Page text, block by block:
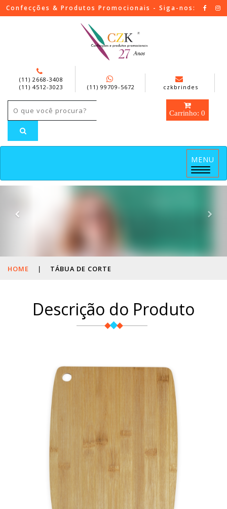
Confecções & Produtos Promocionais - Siga-nos:
(11) 2668-3408
(11) 4512-3023
(11) 99709-5672 czkbrindes
Carrinho: 0
MENU
Menu
HOME | TÁBUA DE CORTE
Descrição do Produto